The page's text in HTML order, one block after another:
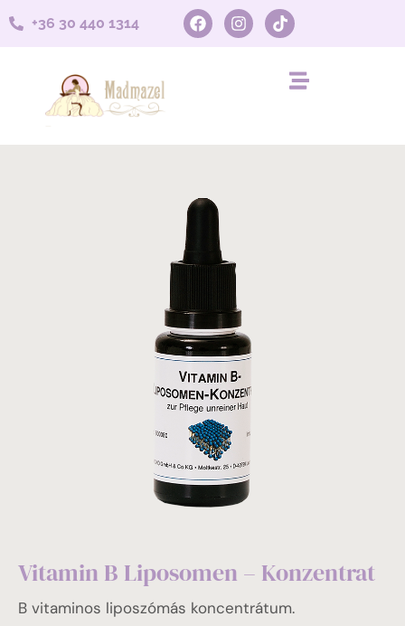
+36 30 440 1314
Vitamin B Liposomen – Konzentrat
B vitaminos liposzómás koncentrátum.